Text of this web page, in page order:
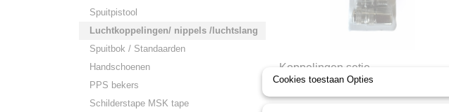
Spuitpistool
Luchtkoppelingen/ nippels /luchtslang
Spuitbok / Standaarden
Handschoenen
PPS bekers
Schilderstape MSK tape
Koppelingen setje
Euro koppelingen set 1/4 Meest
Cookies toestaan Opties